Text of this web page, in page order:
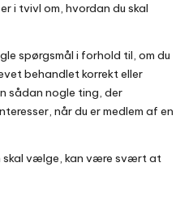
i tvivl om, hvordan du skal
spørgsmål i forhold til, om du
behandlet korrekt eller
sådan nogle ting, der
når du er medlem af en
skal vælge, kan være svært at